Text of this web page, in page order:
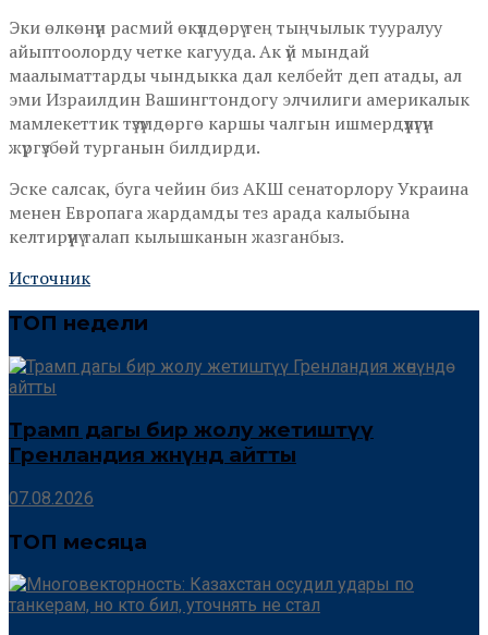
Эки өлкөнүн расмий өкүлдөрү тең тыңчылык тууралуу
айыптоолорду четке кагууда. Ак үй мындай
маалыматтарды чындыкка дал келбейт деп атады, ал
эми Израилдин Вашингтондогу элчилиги америкалык
мамлекеттик түзүмдөргө каршы чалгын ишмердүүлүгүн
жүргүзбөй турганын билдирди.
Эске салсак, буга чейин биз АКШ сенаторлору Украина
менен Европага жардамды тез арада калыбына
келтирүүнү талап кылышканын жазганбыз.
Источник
ТОП недели
Трамп дагы бир жолу жетиштүү
Гренландия жөнүндө айтты
07.08.2026
ТОП месяца